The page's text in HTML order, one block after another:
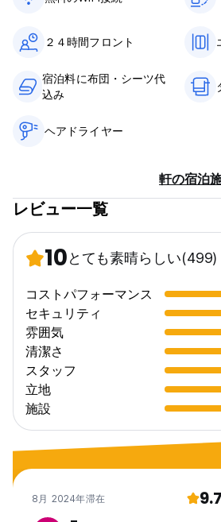
２４時間フロント
宿泊料に布団・シーツ代
込み
ヘアドライヤー
軒の宿泊
レビュー一覧
10とても素晴らしい(499)
コストパフォーマンス
セキュリティ
雰囲気
清潔さ
スタッフ
立地
施設
8月 2024年滞在 9.7